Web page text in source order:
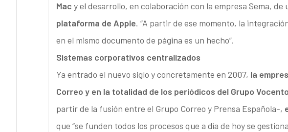
Mac y el desarrollo, en colaboración con la empresa Sema, de
plataforma de Apple. “A partir de ese momento, la
en el mismo documento de página es un hecho”.
Sistemas corporativos centralizados
Ya entrado el nuevo siglo y concretamente en 2007, la
Correo y en la totalidad de los periódicos del Grupo Vocento
partir de la fusión entre el Grupo Correo y Prensa Española-,
que “se funden todos los procesos que a día de hoy se